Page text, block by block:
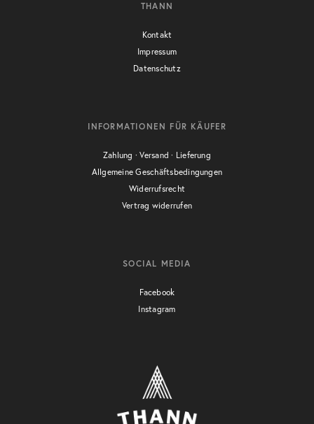
THANN
Kontakt
Impressum
Datenschutz
INFORMATIONEN FÜR KÄUFER
Zahlung · Versand · Lieferung
Allgemeine Geschäftsbedingungen
Widerrufsrecht
Vertrag widerrufen
SOCIAL MEDIA
Facebook
Instagram